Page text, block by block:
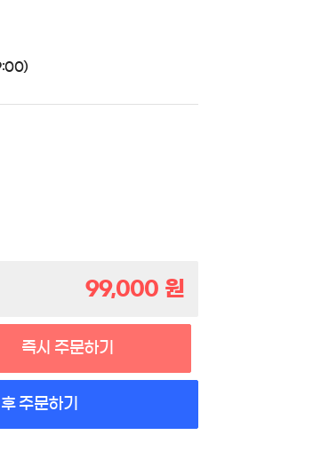
99,000 원
즉시 주문하기
주문하기